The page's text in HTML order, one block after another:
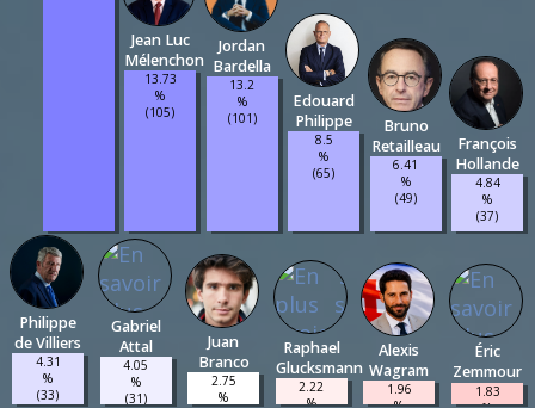
Jean Luc
Mélenchon
13.73
%
(105)
Jordan
Bardella
13.2
%
(101)
Edouard
Philippe
8.5
%
(65)
Bruno
Retailleau
6.41
%
(49)
François
Hollande
4.84
%
(37)
Philippe
de Villiers
4.31
%
(33)
Gabriel
Attal
4.05
%
(31)
Juan
Branco
2.75
%
Raphael
Glucksmann
2.22
%
Alexis
Wagram
1.96
Éric
Zemmour
1.83